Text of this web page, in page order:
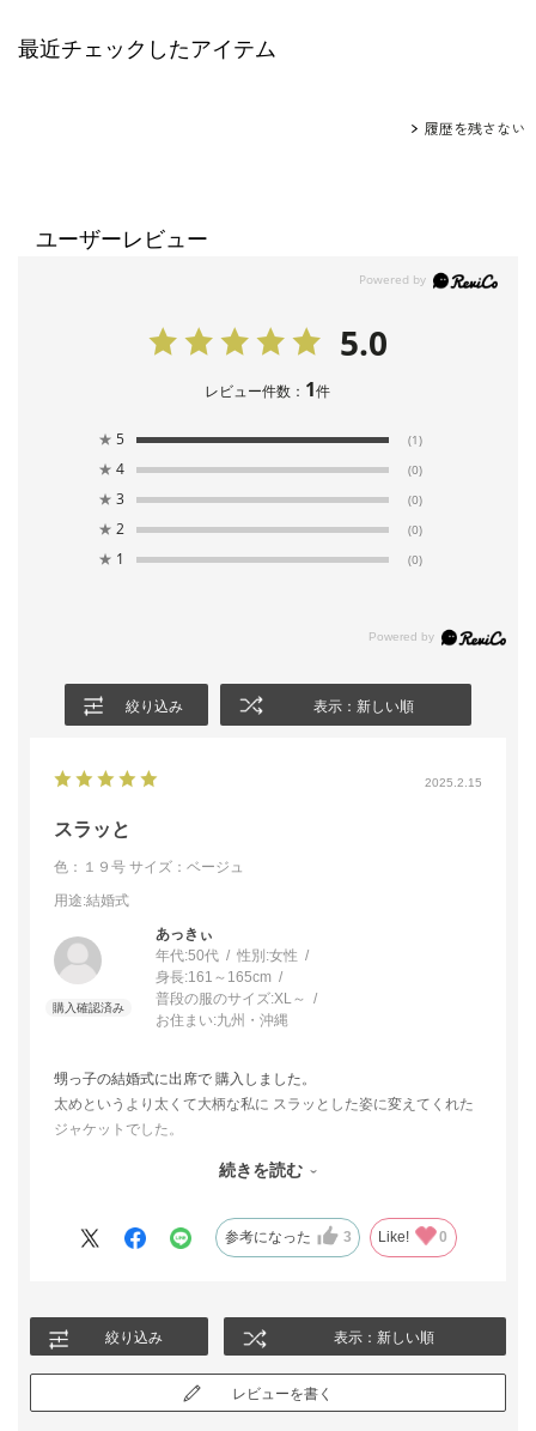
最近チェックしたアイテム
履歴を残さない
ユーザーレビュー
5.0
レビュー件数： 1件
★ 5 (1)
★ 4 (0)
★ 3 (0)
★ 2 (0)
★ 1 (0)
絞り込み 表示：新しい順
2025.2.15
スラッと
色：１９号 サイズ：ベージュ
用途:結婚式
あっきぃ
年代:50代 性別:女性
身長:161～165cm
普段の服のサイズ:XL～
お住まい:九州・沖縄
甥っ子の結婚式に出席で 購入しました。
太めというより太くて大柄な私に スラッとした姿に変えてくれた
ジャケットでした。
なり 着回しがきく一着となりそうです。
問わない色だと思います。
続きを読む
参考になった 3 Like! 0
絞り込み 表示：新しい順
レビューを書く